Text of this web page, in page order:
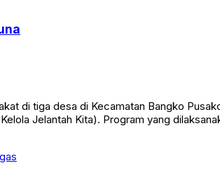
di tiga desa di Kecamatan Bangko
Jelantah Kita). Program yang